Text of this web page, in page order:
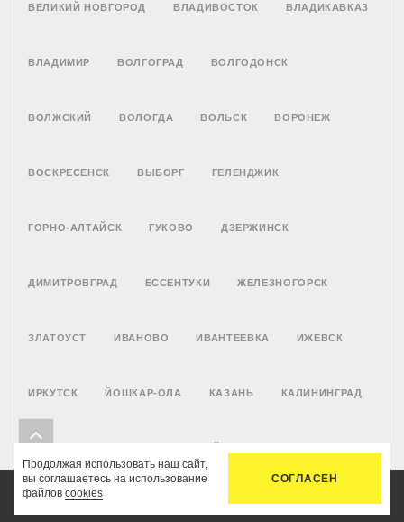
ВЕЛИКИЙ НОВГОРОД ВЛАДИВОСТОК ВЛАДИКАВКАЗ
ВЛАДИМИР ВОЛГОГРАД ВОЛГОДОНСК
ВОЛЖСКИЙ ВОЛОГДА ВОЛЬСК ВОРОНЕЖ
ВОСКРЕСЕНСК ВЫБОРГ ГЕЛЕНДЖИК
ГОРНО-АЛТАЙСК ГУКОВО ДЗЕРЖИНСК
ДИМИТРОВГРАД ЕССЕНТУКИ ЖЕЛЕЗНОГОРСК
ЗЛАТОУСТ ИВАНОВО ИВАНТЕЕВКА ИЖЕВСК
ИРКУТСК ЙОШКАР-ОЛА КАЗАНЬ КАЛИНИНГРАД
КЕМЕРОВО КИРОВ
Продолжая использовать наш сайт,
вы соглашаетесь на использование
файлов cookies
СОГЛАСЕН